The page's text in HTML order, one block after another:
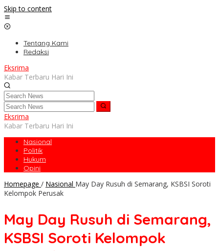
Skip to content
Tentang Kami
Redaksi
Eksrima
Kabar Terbaru Hari Ini
Eksrima
Kabar Terbaru Hari Ini
Nasional
Politik
Hukum
Opini
Homepage / Nasional May Day Rusuh di Semarang, KSBSI Soroti
Kelompok Perusak
May Day Rusuh di Semarang,
KSBSI Soroti Kelompok